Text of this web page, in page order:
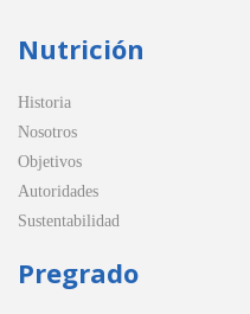
Nutrición
Historia
Nosotros
Objetivos
Autoridades
Sustentabilidad
Pregrado